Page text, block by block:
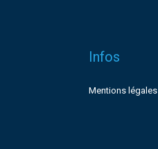
Infos
Mentions légales